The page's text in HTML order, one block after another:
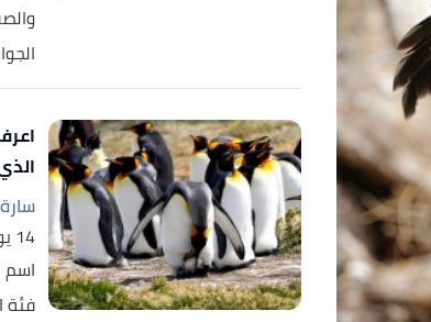
14 يوليو 2021
اسم
فئة